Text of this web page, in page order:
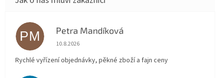
PM Petra Mandíková
Hodnocení obchodu je 5 z 5 hvězdiček.
10.8.2026
Rychlé vyřízení objednávky, pěkné zboží a fajn ceny